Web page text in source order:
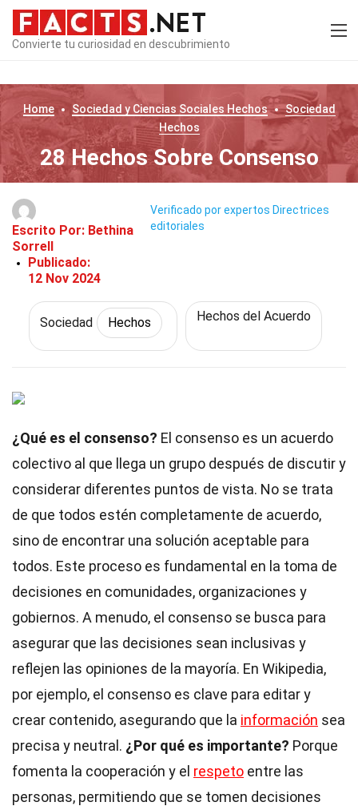
Convierte tu curiosidad en descubrimiento
Home Sociedad y Ciencias Sociales Hechos
Sociedad
Hechos
28 Hechos Sobre Consenso
Escrito Por: Bethina
Sorrell
Publicado:
12 Nov 2024
Verificado por expertos Directrices
editoriales
Sociedad Hechos Hechos del Acuerdo
¿Qué es el consenso? El consenso es un acuerdo
colectivo al que llega un grupo después de discutir y
considerar diferentes puntos de vista. No se trata
de que todos estén completamente de acuerdo,
sino de encontrar una solución aceptable para
todos. Este proceso es fundamental en la toma de
decisiones en comunidades, organizaciones y
gobiernos. A menudo, el consenso se busca para
asegurar que las decisiones sean inclusivas y
reflejen las opiniones de la mayoría. En Wikipedia,
por ejemplo, el consenso es clave para editar y
crear contenido, asegurando que la información sea
precisa y neutral. ¿Por qué es importante? Porque
fomenta la cooperación y el respeto entre las
personas, permitiendo que se tomen decisiones